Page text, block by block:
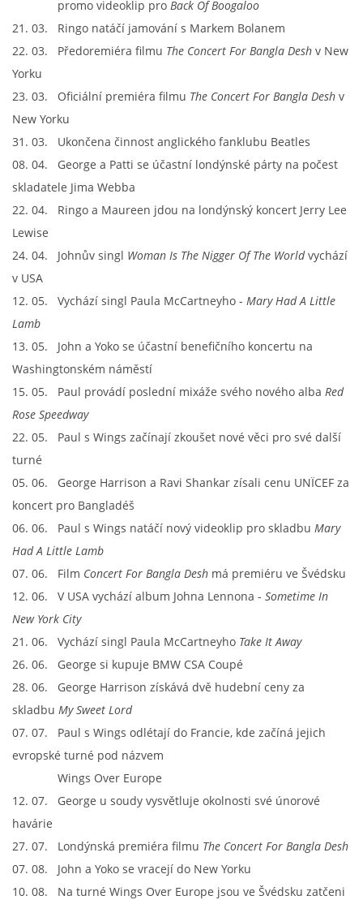
promo videoklip pro Back Of Boogaloo
21. 03. Ringo natáčí jamování s Markem Bolanem
22. 03. Předoremiéra filmu The Concert For Bangla Desh v New
Yorku
23. 03. Oficiální premiéra filmu The Concert For Bangla Desh v
New Yorku
31. 03. Ukončena činnost anglického fanklubu Beatles
08. 04. George a Patti se účastní londýnské párty na počest
skladatele Jima Webba
22. 04. Ringo a Maureen jdou na londýnský koncert Jerry Lee
Lewise
24. 04. Johnův singl Woman Is The Nigger Of The Worldvychází
v USA
12. 05. Vychází singl Paula McCartneyho - Mary Had A Little
Lamb
13. 05. John a Yoko se účastní benefičního koncertu na
Washingtonském náměstí
15. 05. Paul provádí poslední mixáže svého nového alba Red
Rose Speedway
22. 05. Paul s Wings začínají zkoušet nové věci pro své další
turné
05. 06. George Harrison a Ravi Shankar zísali cenu UNÏCEF za
koncert pro Bangladéš
06. 06. Paul s Wings natáčí nový videoklip pro skladbu Mary
Had A Little Lamb
07. 06. Film Concert For Bangla Desh má premiéru ve Švédsku
12. 06. V USA vychází album Johna Lennona - Sometime In
New York City
21. 06. Vychází singl Paula McCartneyho Take It Away
26. 06. George si kupuje BMW CSA Coupé
28. 06. George Harrison získává dvě hudební ceny za
skladbu My Sweet Lord
07. 07. Paul s Wings odlétají do Francie, kde začíná jejich
evropské turné pod názvem
Wings Over Europe
12. 07. George u soudy vysvětluje okolnosti své únorové
havárie
27. 07. Londýnská premiéra filmu The Concert For Bangla Desh
07. 08. John a Yoko se vracejí do New Yorku
10. 08. Na turné Wings Over Europe jsou ve Švédsku zatčeni